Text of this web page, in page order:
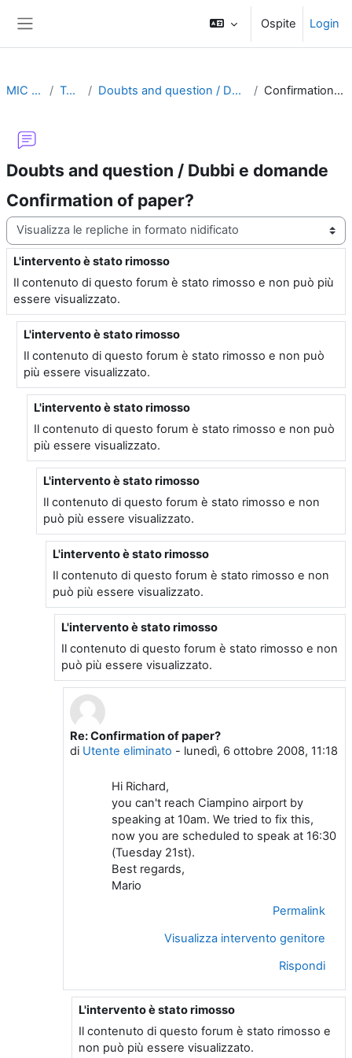
Ospite Login
MIC 2008 Topic 1 Doubts and question / Dubbi e domande Confirmation of paper?
Doubts and question / Dubbi e domande
Confirmation of paper?
Modalità visualizzazione
L'intervento è stato rimosso
Numero di risposte: 7
Il contenuto di questo forum è stato rimosso e non può più
essere visualizzato.
In riposta a Utente eliminato
L'intervento è stato rimosso
Il contenuto di questo forum è stato rimosso e non può
più essere visualizzato.
In riposta a Utente eliminato
L'intervento è stato rimosso
Il contenuto di questo forum è stato rimosso e non può
più essere visualizzato.
In riposta a Utente eliminato
L'intervento è stato rimosso
Il contenuto di questo forum è stato rimosso e non
può più essere visualizzato.
In riposta a Utente eliminato
L'intervento è stato rimosso
Il contenuto di questo forum è stato rimosso e non
può più essere visualizzato.
In riposta a Utente eliminato
L'intervento è stato rimosso
Il contenuto di questo forum è stato rimosso e non
può più essere visualizzato.
In riposta a Utente eliminato
Re: Confirmation of paper?
di Utente eliminato - lunedì, 6 ottobre 2008, 11:18
Hi Richard,
you can't reach Ciampino airport by
speaking at 10am. We tried to fix this,
now you are scheduled to speak at 16:30
(Tuesday 21st).
Best regards,
Mario
Permalink
Visualizza intervento genitore
Rispondi
In riposta a Utente eliminato
L'intervento è stato rimosso
Il contenuto di questo forum è stato rimosso e
non può più essere visualizzato.